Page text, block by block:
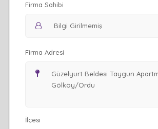
Firma Sahibi
Firma Adresi
İlçesi